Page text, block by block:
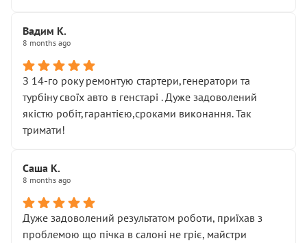
Вадим К.
8 months ago
З 14-го року ремонтую стартери,генератори та
турбіну своїх авто в генстарі . Дуже задоволений
якістю робіт,гарантією,сроками виконання. Так
тримати!
Саша К.
8 months ago
Дуже задоволений результатом роботи, приїхав з
проблемою що пічка в салоні не гріє, майстри